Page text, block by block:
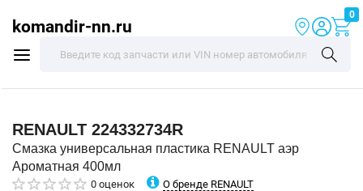
komandir-nn.ru
0
RENAULT 224332734R
Смазка универсальная пластика RENAULT аэр
Ароматная 400мл
0 оценок О бренде RENAULT